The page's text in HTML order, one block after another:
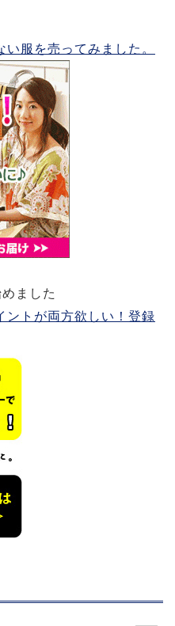
い服を売ってみました。
ました
ントが両方欲しい！登録